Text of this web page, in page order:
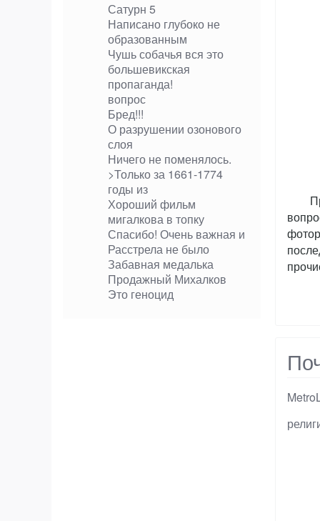
Тэги
Сатурн 5
Написано глубоко не
образованным
Чушь собачья вся это
большевикская
пропаганда!
вопрос
Бред!!!
О разрушении озонового
слоя
Ничего не поменялось.
>Только за 1661-1774
годы из
Хороший фильм
мигалкова в топку
Спасибо! Очень важная и
Расстрела не было
Забавная медалька
Продажный Михалков
Это геноцид